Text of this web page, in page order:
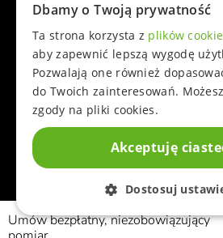
Umów bezpłatny, niezobowiązujący
GRUDZIĄDZ
INOWROCŁAW
KATOWICE
KRAKÓW
KWIDZYN
ŁÓDŹ
ŻNIN
© 2025 przez Cowoknie.pl. Wszelkie
Dbamy o Twoją prywatność
Ta strona korzysta z plików cookie
aby zapewnić lepszą wygodę
Pozwalają one również
do Twoich zainteresowań.
zgody na pliki cookies.
Akceptuję
Dostosuj